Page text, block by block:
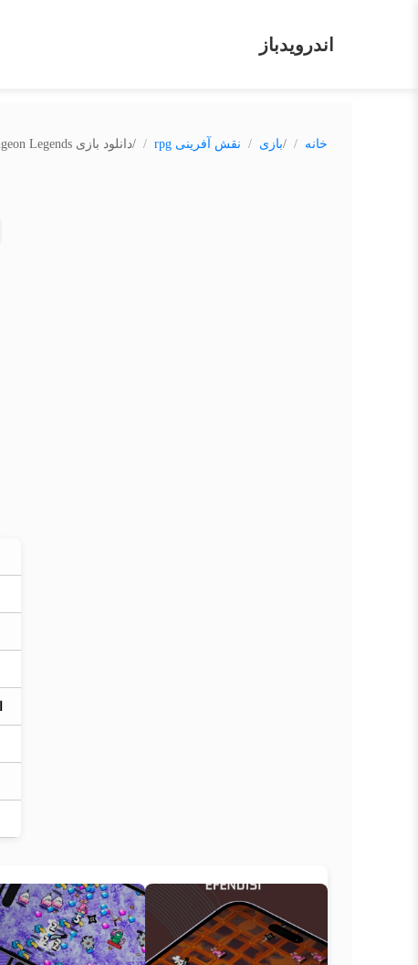
اندرویدباز
خانه /بازی نقش آفرینی rpg /دانلود بازی Dungeon Legends